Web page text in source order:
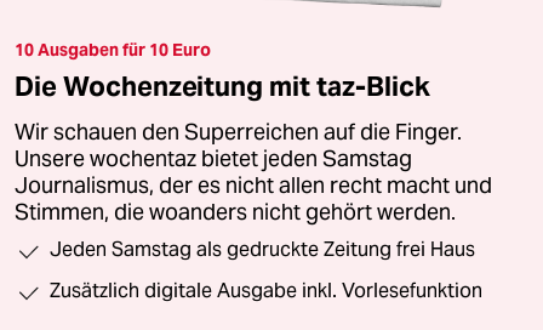
10 Ausgaben für 10 Euro
Die Wochenzeitung mit taz-Blick
Wir schauen den Superreichen auf die Finger.
Unsere wochentaz bietet jeden Samstag
Journalismus, der es nicht allen recht macht und
Stimmen, die woanders nicht gehört werden.
Jeden Samstag als gedruckte Zeitung frei Haus
Zusätzlich digitale Ausgabe inkl. Vorlesefunktion